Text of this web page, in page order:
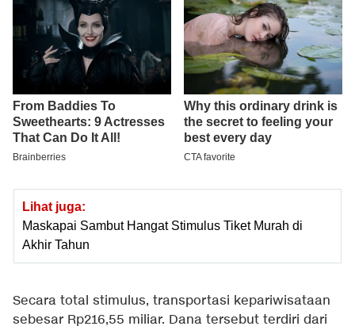
Lihat juga:
Maskapai Sambut Hangat Stimulus Tiket Murah di
Akhir Tahun
Secara total stimulus, transportasi kepariwisataan
sebesar Rp216,55 miliar. Dana tersebut terdiri dari